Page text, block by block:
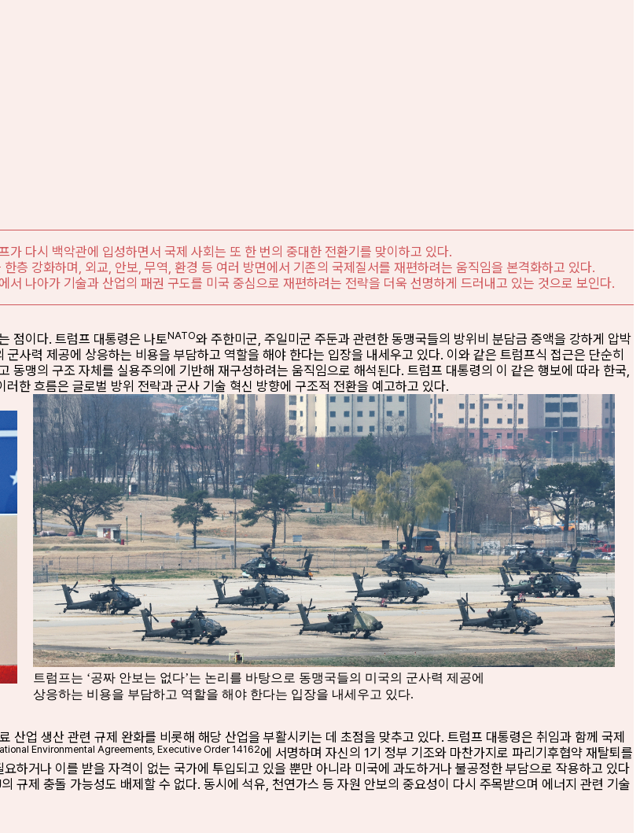
다시 백악관에 입성하면서 국제 사회는 또 한 번의 중대한 전환기를 맞이하고 있다.
한층 강화하며, 외교, 안보, 무역, 환경 등 여러 방면에서 기존의 국제질서를 재편하려는 움직임을 본격화하고 있다.
나아가 기술과 산업의 패권 구도를 미국 중심으로 재편하려는 전략을 더욱 선명하게 드러내고 있는 것으로 보인다.
점이다. 트럼프 대통령은 나토NATO와 주한미군, 주일미군 주둔과 관련한 동맹국들의 방위비 분담금 증액을 강하게 압박
사력 제공에 상응하는 비용을 부담하고 역할을 해야 한다는 입장을 내세우고 있다. 이와 같은 트럼프식 접근은 단순히
동맹의 구조 자체를 실용주의에 기반해 재구성하려는 움직임으로 해석된다. 트럼프 대통령의 이 같은 행보에 따라 한국,
한 흐름은 글로벌 방위 전략과 군사 기술 혁신 방향에 구조적 전환을 예고하고 있다.
트럼프는 ‘공짜 안보는 없다’는 논리를 바탕으로 동맹국들의 미국의 군사력 제공에
상응하는 비용을 부담하고 역할을 해야 한다는 입장을 내세우고 있다.
업 생산 관련 규제 완화를 비롯해 해당 산업을 부활시키는 데 초점을 맞추고 있다. 트럼프 대통령은 취임과 함께 국제
Environmental Agreements, Executive Order 14162에 서명하며 자신의 1기 정부 기조와 마찬가지로 파리기후협약 재탈퇴를
하거나 이를 받을 자격이 없는 국가에 투입되고 있을 뿐만 아니라 미국에 과도하거나 불공정한 부담으로 작용하고 있다
규제 충돌 가능성도 배제할 수 없다. 동시에 석유, 천연가스 등 자원 안보의 중요성이 다시 주목받으며 에너지 관련 기술